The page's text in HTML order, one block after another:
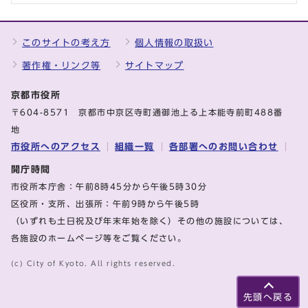
先頭へ戻る
このサイトの考え方 個人情報の取扱い
著作権・リンク等 サイトマップ
京都市役所
〒604-8571 京都市中京区寺町通御池上る上本能寺前町488番
地
市役所へのアクセス 組織一覧 各部署へのお問い合わせ
開庁時間
市役所本庁舎：午前8時45分から午後5時30分
区役所・支所、出張所：午前9時から午後5時
（いずれも土日祝及び年末年始を除く）その他の施設については、
各施設のホームページ等をご覧ください。
(c) City of Kyoto. All rights reserved.